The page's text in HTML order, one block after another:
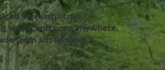
sweatshirt, an
warm and cozy anywhere.
from sustainable